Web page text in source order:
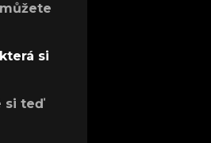
si
si teď